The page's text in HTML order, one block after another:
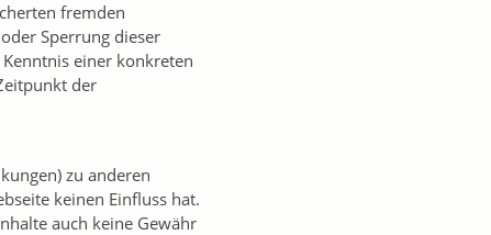
fremden
Sperrung dieser
einer konkreten
der
zu anderen
keinen Einfluss hat.
auch keine Gewähr